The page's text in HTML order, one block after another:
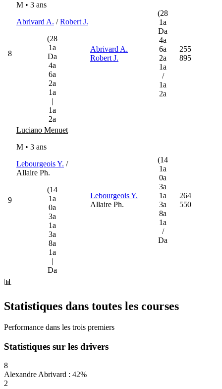
8
M • 3 ans
Abrivard A. /Robert J.
(28
1a
Da
4a
6a
2a
1a
|
1a
2a
Abrivard A.
Robert J.
(28
1a
Da
4a
6a
2a
1a
/
1a
2a
255
895
9
Luciano Menuet
M • 3 ans
Lebourgeois Y. /
Allaire Ph.
(14
1a
0a
3a
1a
3a
8a
1a
|
Da
Lebourgeois Y.
Allaire Ph.
(14
1a
0a
3a
1a
3a
8a
1a
/
Da
264
550
📊
Statistiques dans toutes les courses
Performance dans les trois premiers
Statistiques sur les drivers
8
Alexandre Abrivard : 42%
2